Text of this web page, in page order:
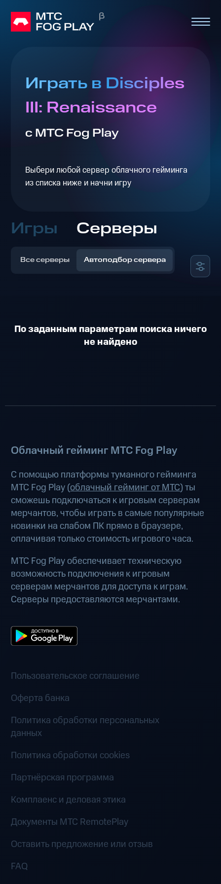
Играть в Disciples
III: Renaissance
с МТС Fog Play
Выбери любой сервер облачного гейминга
из списка ниже и начни игру
Игры Серверы
Все серверы Автоподбор сервера
По заданным параметрам поиска ничего
не найдено
Облачный гейминг МТС Fog Play
С помощью платформы туманного гейминга
МТС Fog Play (облачный гейминг от МТС) ты
сможешь подключаться к игровым серверам
мерчантов, чтобы играть в самые популярные
новинки на слабом ПК прямо в браузере,
оплачивая только стоимость игрового часа.
МТС Fog Play обеспечивает техническую
возможность подключения к игровым
серверам мерчантов для доступа к играм.
Серверы предоставляются мерчантами.
Пользовательское соглашение
Оферта банка
Политика обработки персональных
данных
Политика обработки cookies
Партнёрская программа
Комплаенс и деловая этика
Документы MTC RemotePlay
Оставить предложение или отзыв
FAQ